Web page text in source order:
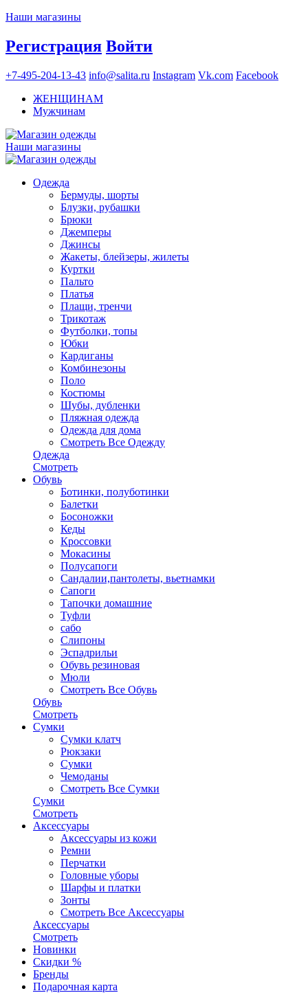
Наши магазины
Регистрация Войти
+7-495-204-13-43 info@salita.ru Instagram Vk.com Facebook
ЖЕНЩИНАМ
Мужчинам
Наши магазины
Одежда
Бермуды, шорты
Блузки, рубашки
Брюки
Джемперы
Джинсы
Жакеты, блейзеры, жилеты
Куртки
Пальто
Платья
Плащи, тренчи
Трикотаж
Футболки, топы
Юбки
Кардиганы
Комбинезоны
Поло
Костюмы
Шубы, дубленки
Пляжная одежда
Одежда для дома
Смотреть Все Одежду
Одежда
Смотреть
Обувь
Ботинки, полуботинки
Балетки
Босоножки
Кеды
Кроссовки
Мокасины
Полусапоги
Сандалии,пантолеты, вьетнамки
Сапоги
Тапочки домашние
Туфли
сабо
Слипоны
Эспадрильи
Обувь резиновая
Мюли
Смотреть Все Обувь
Обувь
Смотреть
Сумки
Сумки клатч
Рюкзаки
Сумки
Чемоданы
Смотреть Все Сумки
Сумки
Смотреть
Аксессуары
Аксессуары из кожи
Ремни
Перчатки
Головные уборы
Шарфы и платки
Зонты
Смотреть Все Аксессуары
Аксессуары
Смотреть
Новинки
Скидки %
Бренды
Подарочная карта